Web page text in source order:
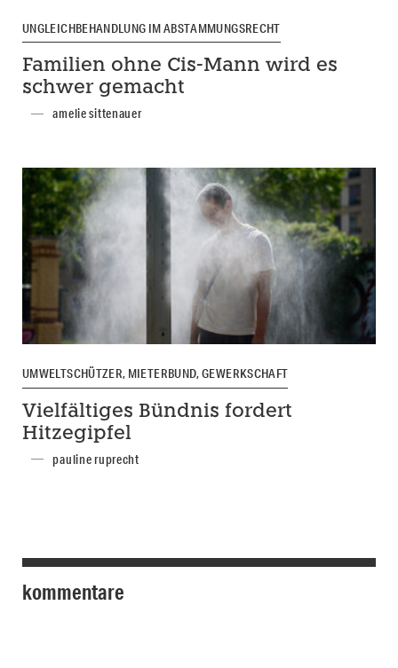
UNGLEICHBEHANDLUNG IM ABSTAMMUNGSRECHT
Familien ohne Cis-Mann wird es
schwer gemacht
amelie sittenauer
UMWELTSCHÜTZER, MIETERBUND, GEWERKSCHAFT
Vielfältiges Bündnis fordert
Hitzegipfel
pauline ruprecht
kommentare